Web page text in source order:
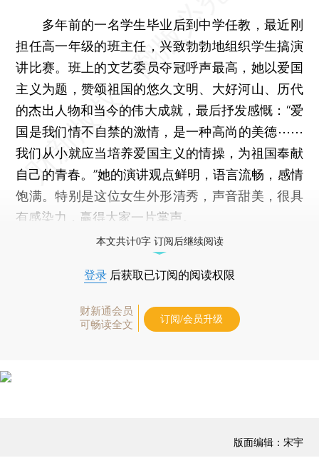
多年前的一名学生毕业后到中学任教，最近刚
担任高一年级的班主任，兴致勃勃地组织学生搞演
讲比赛。班上的文艺委员夺冠呼声最高，她以爱国
主义为题，赞颂祖国的悠久文明、大好河山、历代
的杰出人物和当今的伟大成就，最后抒发感慨：“爱
国是我们情不自禁的激情，是一种高尚的美德⋯⋯
我们从小就应当培养爱国主义的情操，为祖国奉献
自己的青春。”她的演讲观点鲜明，语言流畅，感情
饱满。特别是这位女生外形清秀，声音甜美，很具
有感染力，赢得大家一片掌声。
本文共计0字 订阅后继续阅读
登录 后获取已订阅的阅读权限
财新通会员
可畅读全文
订阅/会员升级
版面编辑：宋宇